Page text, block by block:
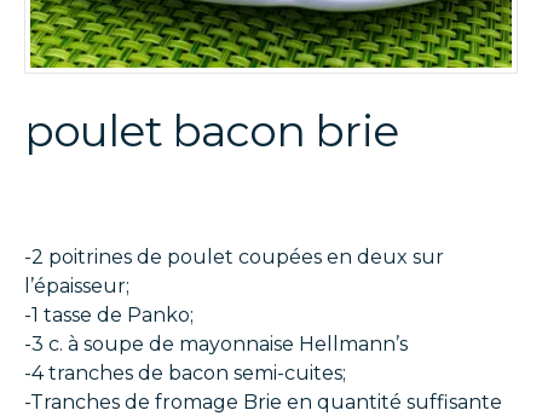
poulet bacon brie
-2 poitrines de poulet coupées en deux sur
l’épaisseur;
-1 tasse de Panko;
-3 c. à soupe de mayonnaise Hellmann’s
-4 tranches de bacon semi-cuites;
-Tranches de fromage Brie en quantité suffisante